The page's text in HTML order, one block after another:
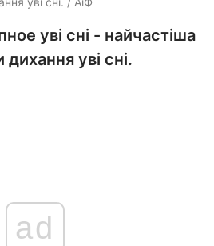
уві сні - найчастіша
уві сні.
ad